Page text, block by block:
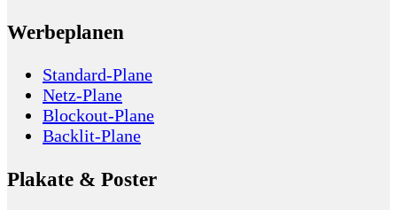
Werbeplanen
Standard-Plane
Netz-Plane
Blockout-Plane
Backlit-Plane
Plakate & Poster